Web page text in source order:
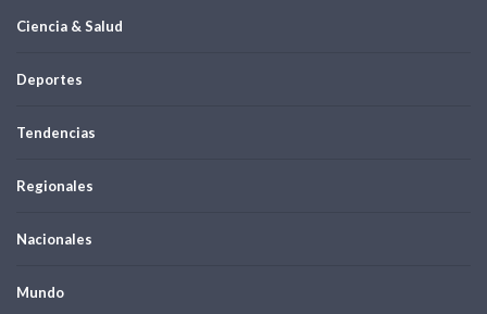
Ciencia & Salud
Deportes
Tendencias
Regionales
Nacionales
Mundo